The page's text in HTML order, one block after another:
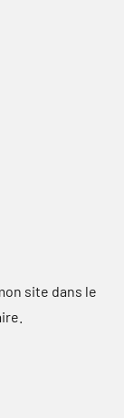
site dans le